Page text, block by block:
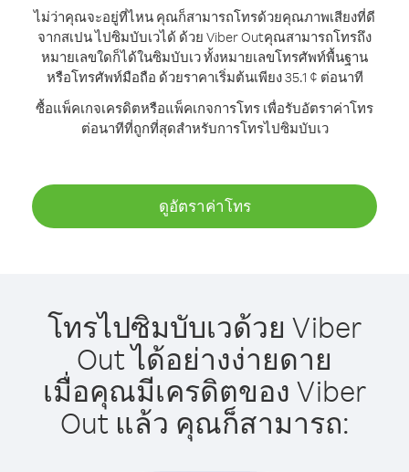
ไม่ว่าคุณจะอยู่ที่ไหน คุณก็สามารถโทรด้วยคุณภาพเสียงที่ดี
จากสเปน ไปซิมบับเวได้ ด้วย Viber Outคุณสามารถโทรถึง
หมายเลขใดก็ได้ในซิมบับเว ทั้งหมายเลขโทรศัพท์พื้นฐาน
หรือโทรศัพท์มือถือ ด้วยราคาเริ่มต้นเพียง 35.1 ¢ ต่อนาที
ซื้อแพ็คเกจเครดิตหรือแพ็คเกจการโทร เพื่อรับอัตราค่าโทร
ต่อนาทีที่ถูกที่สุดสำหรับการโทรไปซิมบับเว
ดูอัตราค่าโทร
โทรไปซิมบับเวด้วย Viber
Out ได้อย่างง่ายดาย
เมื่อคุณมีเครดิตของ Viber
Out แล้ว คุณก็สามารถ: